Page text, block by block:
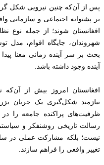
پس از آن‌که چنین نیرویی شکل
بر پشتوانه اجتماعی و سازمانی
افغانستان شوند؛ از جمله نوع
شهروندان، جایگاه اقوام، مدل
بحث بر سر آینده زمانی معنا
آینده وجود داشته باشد.
افغانستان امروز بیش از آن‌که
نیازمند شکل‌گیری یک جریان
ظرفیت‌های پراکنده جامعه را در
رسالت تاریخی روشنفکر و
نیست؛ بلکه مشارکت عملی در
تغییر واقعی را فراهم سازند.